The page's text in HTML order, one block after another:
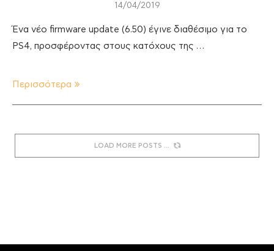
14/04/2019
Ένα νέο firmware update (6.50) έγινε διαθέσιμο για το
PS4, προσφέροντας στους κατόχους της …
Περισσότερα
LOAD MORE POSTS